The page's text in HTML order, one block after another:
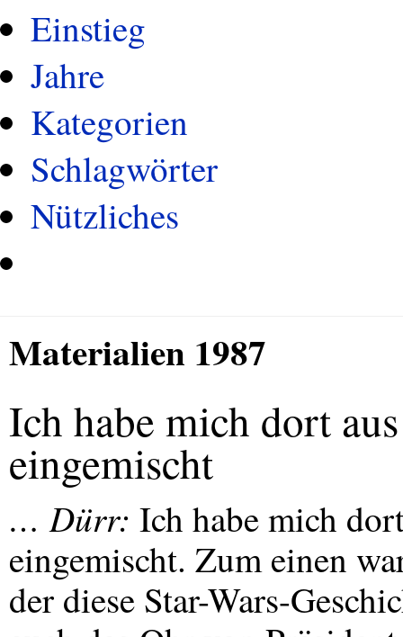
Einstieg
Jahre
Kategorien
Schlagwörter
Nützliches
Materialien 1987
Ich habe mich dort
eingemischt
… Dürr: Ich habe mich
eingemischt. Zum einen
der diese Star-Wars-